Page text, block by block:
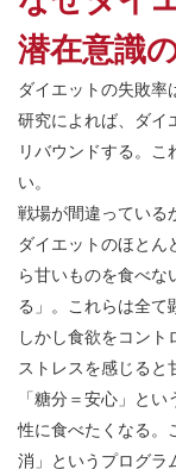
潜在意識
ダイエットの失敗率
研究によれば、ダイ
リバウンドする。
い。
戦場が間違っている
ダイエットのほと
ら甘いものを食べ
る」。これらは全て
しかし食欲をコント
ストレスを感じると
「糖分＝安心」と
性に食べたくなる。
消」というプログラ